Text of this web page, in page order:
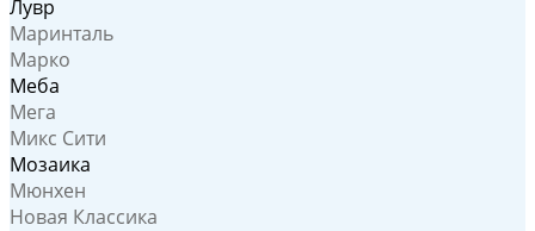
Лувр
Маринталь
Марко
Меба
Мега
Микс Сити
Мозаика
Мюнхен
Новая Классика